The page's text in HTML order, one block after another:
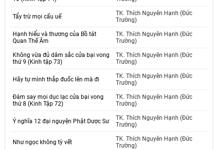
Tẩy trừ mọi cấu uế
TK. Thích Nguyên Hạnh (Đức
Trường)
Hạnh hiểu và thương của Bồ tát
Quan Thế Âm
TK. Thích Nguyên Hạnh (Đức
Trường)
Không vừa đủ dâm sắc cửa bại vong
thứ 9 (Kinh tập 73)
TK. Thích Nguyên Hạnh (Đức
Trường)
Hãy tự mình thắp đuốc lên mà đi
TK. Thích Nguyên Hạnh (Đức
Trường)
Đám say mọi dục lạc cửa bại vong
thứ 8 (Kinh Tập 72)
TK. Thích Nguyên Hạnh (Đức
Trường)
Ý nghĩa 12 đại nguyện Phật Dược Sư
TK. Thích Nguyên Hạnh (Đức
Trường)
Như ngọc không tỳ vết
TK. Thích Nguyên Hạnh (Đức
Trường)